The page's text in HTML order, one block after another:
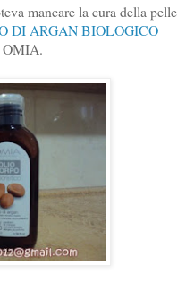
mancare la cura della pelle
DI ARGAN BIOLOGICO
OMIA.